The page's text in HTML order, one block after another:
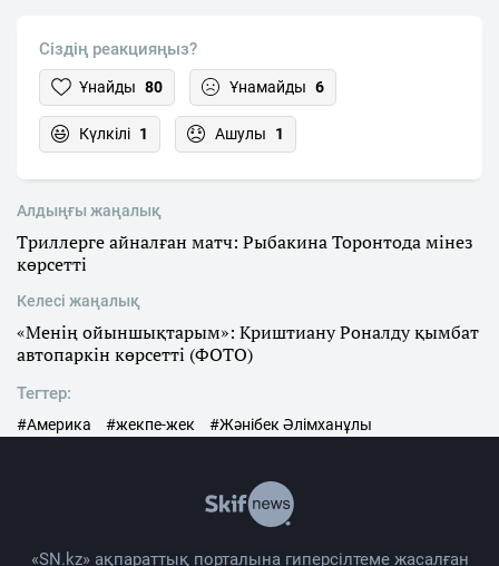
Сіздің реакцияңыз?
Ұнайды 80 Ұнамайды 6
Күлкілі 1 Ашулы 1
Алдыңғы жаңалық
Триллерге айналған матч: Рыбакина Торонтода мінез
көрсетті
Келесі жаңалық
«Менің ойыншықтарым»: Криштиану Роналду қымбат
автопаркін көрсетті (ФОТО)
Тегтер:
#Америка #жекпе-жек #Жәнібек Әлімханұлы
«SN.kz» ақпараттық порталына гиперсілтеме жасалған